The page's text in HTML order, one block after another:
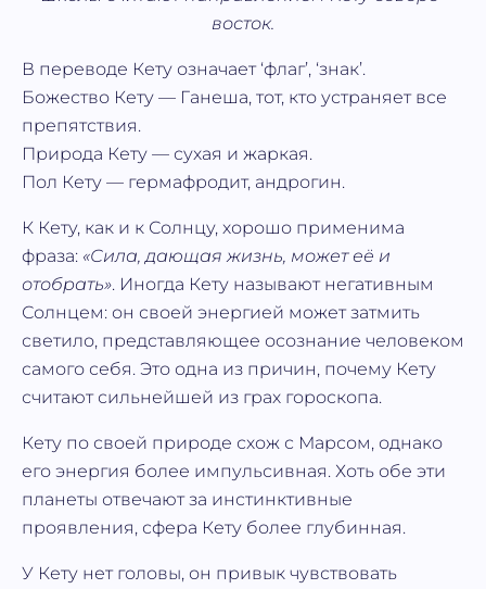
восток.
В переводе Кету означает ‘флаг’, ‘знак’.
Божество Кету — Ганеша, тот, кто устраняет все
препятствия.
Природа Кету — сухая и жаркая.
Пол Кету — гермафродит, андрогин.
К Кету, как и к Солнцу, хорошо применима
фраза: «Сила, дающая жизнь, может её и
отобрать». Иногда Кету называют негативным
Солнцем: он своей энергией может затмить
светило, представляющее осознание человеком
самого себя. Это одна из причин, почему Кету
считают сильнейшей из грах гороскопа.
Кету по своей природе схож с Марсом, однако
его энергия более импульсивная. Хоть обе эти
планеты отвечают за инстинктивные
проявления, сфера Кету более глубинная.
У Кету нет головы, он привык чувствовать